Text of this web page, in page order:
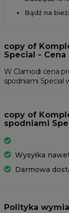
Bądź na
copy of
Special - Cena
W Clamodi cena
spodniami Special
copy of
spodniami
Wysyłka
Darmowa
Polityka